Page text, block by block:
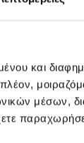
και
μέσων,